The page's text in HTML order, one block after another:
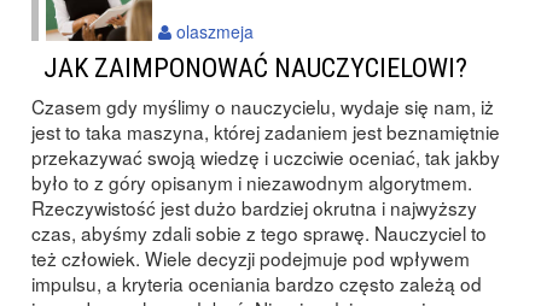
JAK ZAIMPONOWAĆ NAUCZYCIELOWI?
Czasem gdy myślimy o nauczycielu, wydaje się nam, iż
jest to taka maszyna, której zadaniem jest beznamiętnie
przekazywać swoją wiedzę i uczciwie oceniać, tak jakby
było to z góry opisanym i niezawodnym algorytmem.
Rzeczywistość jest dużo bardziej okrutna i najwyższy
czas, abyśmy zdali sobie z tego sprawę. Nauczyciel to
też człowiek. Wiele decyzji podejmuje pod wpływem
impulsu, a kryteria oceniania bardzo często zależą od
olaszmeja